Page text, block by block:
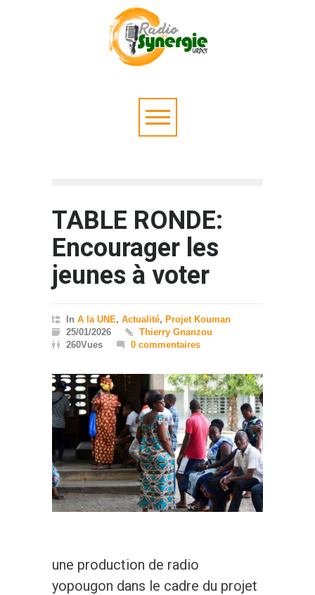
TABLE RONDE:
Encourager les
jeunes à voter
In A la UNE, Actualité, Projet Kouman
25/01/2026
Thierry Gnanzou
260Vues
0 commentaires
une production de radio
yopougon dans le cadre du projet